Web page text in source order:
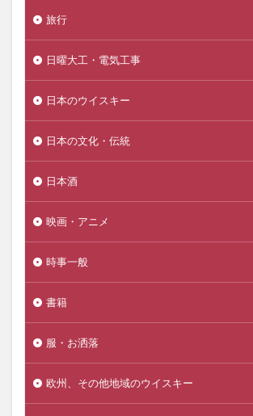
旅行
日曜大工・電気工事
日本のウイスキー
日本の文化・伝統
日本酒
映画・アニメ
時事一般
書籍
服・お洒落
欧州、その他地域のウイスキー